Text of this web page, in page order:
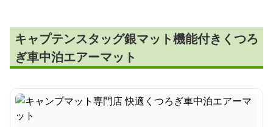
キャプテンスタッグ銀マット機能付きくつろ
ぎ車中泊エアーマット